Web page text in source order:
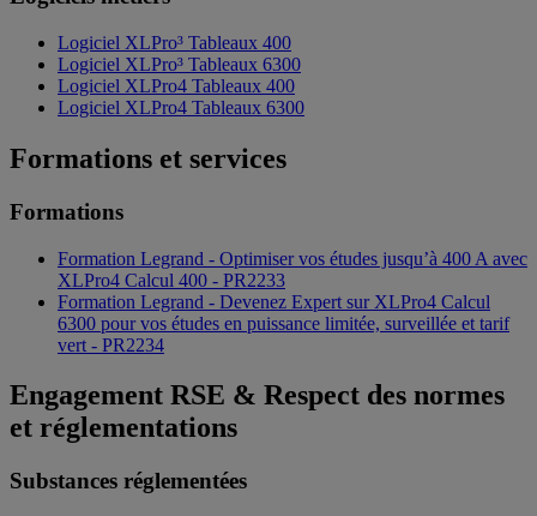
Logiciel XLPro³ Tableaux 400
Logiciel XLPro³ Tableaux 6300
Logiciel XLPro4 Tableaux 400
Logiciel XLPro4 Tableaux 6300
Formations et services
Formations
Formation Legrand - Optimiser vos études jusqu’à 400 A avec
XLPro4 Calcul 400 - PR2233
Formation Legrand - Devenez Expert sur XLPro4 Calcul
6300 pour vos études en puissance limitée, surveillée et tarif
vert - PR2234
Engagement RSE & Respect des normes
et réglementations
Substances réglementées